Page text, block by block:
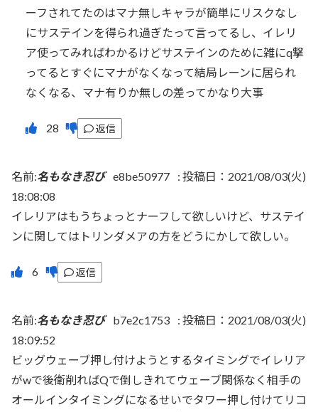
ーフされてたのはマナ無しキャラが簡単にリスクなし
にサステインを得られ過ぎたって言ってるし、イレリ
ア使ってみればわかるけどサステインのために雑にq撃
ってるとすぐにマナがなくなって結局レーンに居られ
なくなる、マナ有りか無しの差ってかなり大事
返信
名前:名もなき忍び e8be50977 : 投稿日：2021/08/03(火)
18:08:08
イレリアはもうちょっとナーフして欲しいけど、サステイ
ンに関してはトリンダメアの方をどうにかして欲しい。
返信
名前:名もなき忍び b7e2c1753 : 投稿日：2021/08/03(火)
18:09:52
ビッグウェーブ押し付けようとするタイミングでイレリア
がwで後衛削ればQで倒しきれてウェーブ関係なく相手の
オールインタイミングになるせいでタワー押し付けてリコ